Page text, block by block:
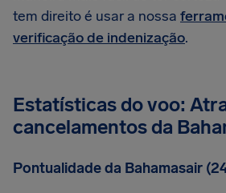
tem direito é usar a nossa
verificação de indenização.
Estatísticas do voo:
cancelamentos da
Pontualidade da Bahamasair